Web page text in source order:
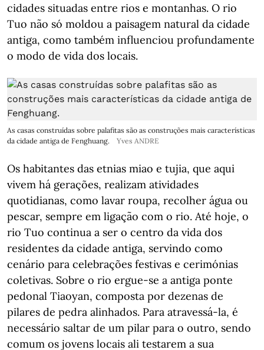
cidades situadas entre rios e montanhas. O rio
Tuo não só moldou a paisagem natural da cidade
antiga, como também influenciou profundamente
o modo de vida dos locais.
As casas construídas sobre palafitas são as construções mais características
da cidade antiga de Fenghuang.
Yves ANDRE
Os habitantes das etnias miao e tujia, que aqui
vivem há gerações, realizam atividades
quotidianas, como lavar roupa, recolher água ou
pescar, sempre em ligação com o rio. Até hoje, o
rio Tuo continua a ser o centro da vida dos
residentes da cidade antiga, servindo como
cenário para celebrações festivas e cerimónias
coletivas. Sobre o rio ergue-se a antiga ponte
pedonal Tiaoyan, composta por dezenas de
pilares de pedra alinhados. Para atravessá-la, é
necessário saltar de um pilar para o outro, sendo
comum os jovens locais ali testarem a sua